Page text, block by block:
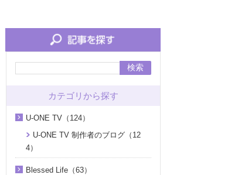
検索
カテゴリから探す
U-ONE TV（124）
U-ONE TV 制作者のブログ（12
4）
Blessed Life（63）